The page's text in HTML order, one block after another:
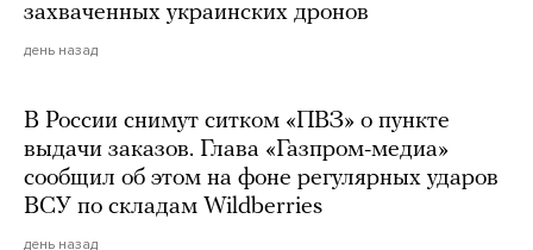
захваченных украинских дронов
день назад
В России снимут ситком «ПВЗ» о пункте
выдачи заказов. Глава «Газпром-медиа»
сообщил об этом на фоне регулярных ударов
ВСУ по складам Wildberries
день назад